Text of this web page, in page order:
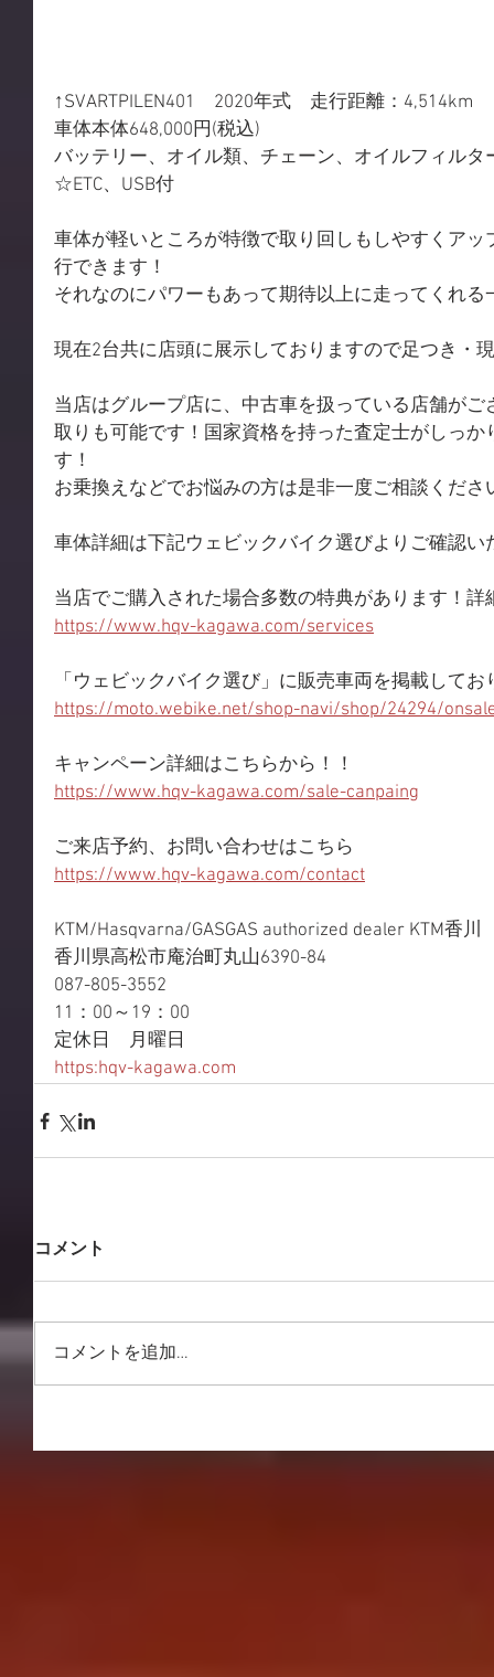
↑SVARTPILEN401　2020年式　走行距離：4,514km
車体本体648,000円(税込)
バッテリー、オイル類、チェーン、オイルフィルタ
☆ETC、USB付
車体が軽いところが特徴で取り回しもしやすくア
行できます！
それなのにパワーもあって期待以上に走ってくれる
現在2台共に店頭に展示しておりますので足つき・
当店はグループ店に、中古車を扱っている店舗が
取りも可能です！国家資格を持った査定士がしっ
す！
お乗換えなどでお悩みの方は是非一度ご相談くださ
車体詳細は下記ウェビックバイク選びよりご確認い
当店でご購入された場合多数の特典があります！詳
https://www.hqv-kagawa.com/services
「ウェビックバイク選び」に販売車両を掲載してお
https://moto.webike.net/shop-navi/shop/24294/
キャンペーン詳細はこちらから！！
https://www.hqv-kagawa.com/sale-canpaing
ご来店予約、お問い合わせはこちら
https://www.hqv-kagawa.com/contact
KTM/Hasqvarna/GASGAS authorized dealer KTM香川
香川県高松市庵治町丸山6390-84
087-805-3552
11：00～19：00
定休日　月曜日
https:hqv-kagawa.com
コメント
コメントを追加…